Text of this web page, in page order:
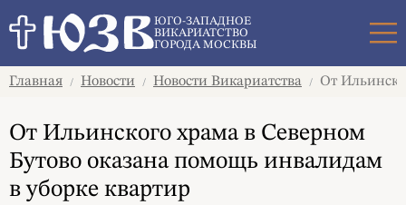
ЮГО-ЗАПАДНОЕ
ВИКАРИАТСТВО
ГОРОДА МОСКВЫ
Главная / Новости / Новости Викариатства / От
От Ильинского храма в Северном
Бутово оказана помощь инвалидам
в уборке квартир